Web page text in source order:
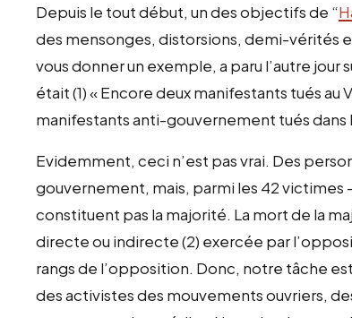
Depuis le tout début, un des objectifs de “
des mensonges, distorsions, demi-vérités
vous donner un exemple, a paru l’autre
était (1) « Encore deux manifestants tués
manifestants anti-gouvernement tués dans
Evidemment, ceci n’est pas vrai. Des
gouvernement, mais, parmi les 42
constituent pas la majorité. La mort de la
directe ou indirecte (2) exercée par
rangs de l’opposition. Donc, notre tâche
des activistes des mouvements ouvriers,